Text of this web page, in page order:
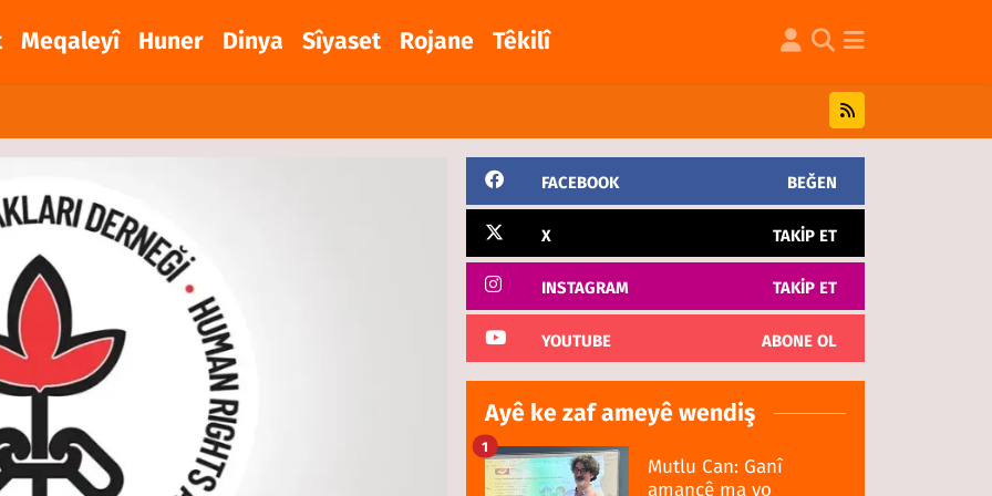
Meqaleyî Huner Dinya Sîyaset Rojane Têkilî
FACEBOOK BEĞEN
X TAKIP ET
INSTAGRAM TAKIP ET
YOUTUBE ABONE OL
Ayê ke zaf ameyê wendiş
Mutlu Can: Ganî
amancê ma yo
1